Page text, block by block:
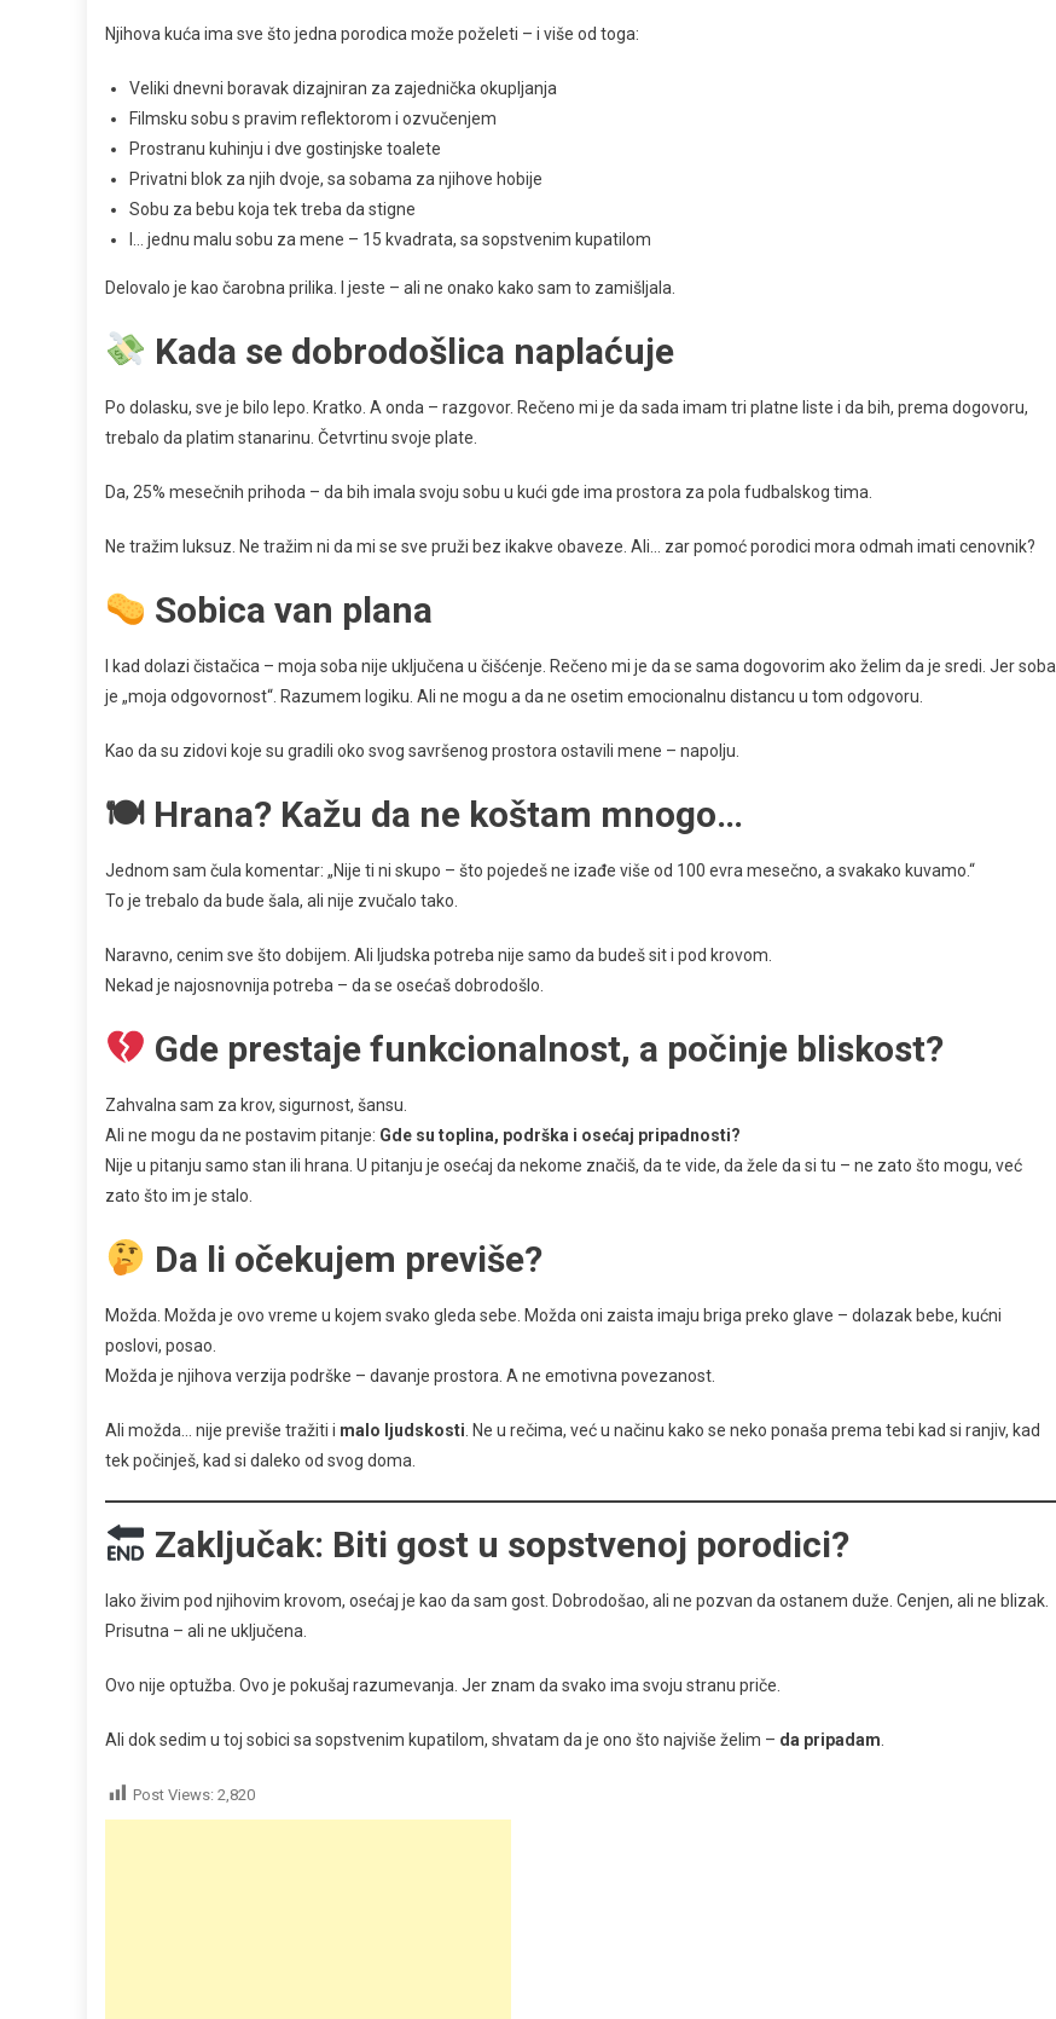
Njihova kuća ima sve što jedna porodica može poželeti – i više od toga:
Veliki dnevni boravak dizajniran za zajednička okupljanja
Filmsku sobu s pravim reflektorom i ozvučenjem
Prostranu kuhinju i dve gostinjske toalete
Privatni blok za njih dvoje, sa sobama za njihove hobije
Sobu za bebu koja tek treba da stigne
I… jednu malu sobu za mene – 15 kvadrata, sa sopstvenim kupatilom
Delovalo je kao čarobna prilika. I jeste – ali ne onako kako sam to zamišljala.
Kada se dobrodošlica naplaćuje
Po dolasku, sve je bilo lepo. Kratko. A onda – razgovor. Rečeno mi je da sada imam tri platne liste i da bih, prema dogovoru,
trebalo da platim stanarinu. Četvrtinu svoje plate.
Da, 25% mesečnih prihoda – da bih imala svoju sobu u kući gde ima prostora za pola fudbalskog tima.
Ne tražim luksuz. Ne tražim ni da mi se sve pruži bez ikakve obaveze. Ali… zar pomoć porodici mora odmah imati cenovnik?
Sobica van plana
I kad dolazi čistačica – moja soba nije uključena u čišćenje. Rečeno mi je da se sama dogovorim ako želim da je sredi. Jer soba
je „moja odgovornost“. Razumem logiku. Ali ne mogu a da ne osetim emocionalnu distancu u tom odgovoru.
Kao da su zidovi koje su gradili oko svog savršenog prostora ostavili mene – napolju.
🍽 Hrana? Kažu da ne koštam mnogo…
Jednom sam čula komentar: „Nije ti ni skupo – što pojedeš ne izađe više od 100 evra mesečno, a svakako kuvamo.“
To je trebalo da bude šala, ali nije zvučalo tako.
Naravno, cenim sve što dobijem. Ali ljudska potreba nije samo da budeš sit i pod krovom.
Nekad je najosnovnija potreba – da se osećaš dobrodošlo.
Gde prestaje funkcionalnost, a počinje bliskost?
Zahvalna sam za krov, sigurnost, šansu.
Ali ne mogu da ne postavim pitanje: Gde su toplina, podrška i osećaj pripadnosti?
Nije u pitanju samo stan ili hrana. U pitanju je osećaj da nekome značiš, da te vide, da žele da si tu – ne zato što mogu, već
zato što im je stalo.
Da li očekujem previše?
Možda. Možda je ovo vreme u kojem svako gleda sebe. Možda oni zaista imaju briga preko glave – dolazak bebe, kućni
poslovi, posao.
Možda je njihova verzija podrške – davanje prostora. A ne emotivna povezanost.
Ali možda… nije previše tražiti i malo ljudskosti . Ne u rečima, već u načinu kako se neko ponaša prema tebi kad si ranjiv, kad
tek počinješ, kad si daleko od svog doma.
Zaključak: Biti gost u sopstvenoj porodici?
Iako živim pod njihovim krovom, osećaj je kao da sam gost. Dobrodošao, ali ne pozvan da ostanem duže. Cenjen, ali ne blizak.
Prisutna – ali ne uključena.
Ovo nije optužba. Ovo je pokušaj razumevanja. Jer znam da svako ima svoju stranu priče.
Ali dok sedim u toj sobici sa sopstvenim kupatilom, shvatam da je ono što najviše želim – da pripadam
Post Views: 2,820